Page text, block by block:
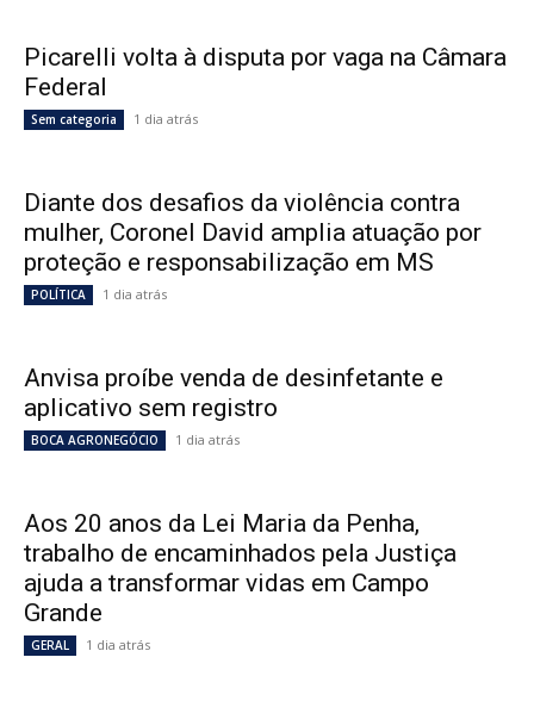
Picarelli volta à disputa por vaga na Câmara
Federal
Sem categoria 1 dia atrás
Diante dos desafios da violência contra
mulher, Coronel David amplia atuação por
proteção e responsabilização em MS
POLÍTICA 1 dia atrás
Anvisa proíbe venda de desinfetante e
aplicativo sem registro
BOCA AGRONEGÓCIO 1 dia atrás
Aos 20 anos da Lei Maria da Penha,
trabalho de encaminhados pela Justiça
ajuda a transformar vidas em Campo
Grande
GERAL 1 dia atrás